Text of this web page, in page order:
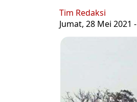
Tim Redaksi
Jumat, 28 Mei 2021